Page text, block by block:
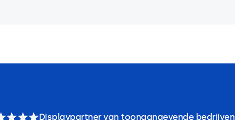
Displaypartner van toonaangevende bedrijven